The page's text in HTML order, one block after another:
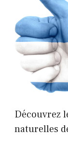
Découvrez
naturelles